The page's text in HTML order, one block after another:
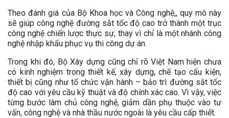
Theo đánh giá của Bộ Khoa học và Công nghệ,, quy mô này
sẽ giúp công nghệ đường sắt tốc độ cao trở thành một trục
công nghệ chiến lược thực sự, thay vì chỉ là một nhánh công
nghệ nhập khẩu phục vụ thi công dự án.
Trong khi đó, Bộ Xây dựng cũng chỉ rõ Việt Nam hiện chưa
có kinh nghiệm trong thiết kế, xây dựng, chế tạo cấu kiện,
thiết bị cũng như tổ chức vận hành – bảo trì đường sắt tốc
độ cao với yêu cầu kỹ thuật và độ chính xác cao. Vì vậy, việc
từng bước làm chủ công nghệ, giảm dần phụ thuộc vào tư
vấn, công nghệ và nhà thầu nước ngoài là yêu cầu cấp thiết.